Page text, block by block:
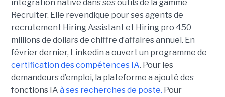
intégration native dans ses outils de la gamme
Recruiter. Elle revendique pour ses agents de
recrutement Hiring Assistant et Hiring pro 450
millions de dollars de chiffre d’affaires annuel. En
février dernier, Linkedin a ouvert un programme de
certification des compétences IA. Pour les
demandeurs d’emploi, la plateforme a ajouté des
fonctions IA à ses recherches de poste. Pour